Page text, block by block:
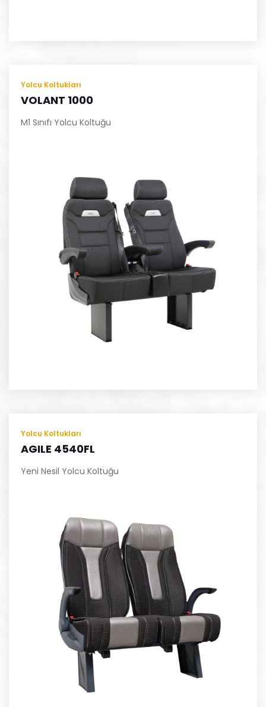
Yolcu Koltukları
VOLANT 1000
M1 Sınıfı Yolcu Koltuğu
Yolcu Koltukları
AGILE 4540FL
Yeni Nesil Yolcu Koltuğu